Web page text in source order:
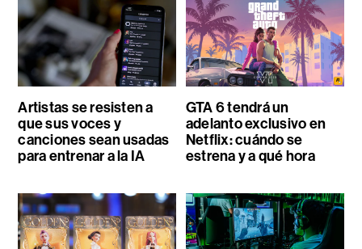
Artistas se resisten a
que sus voces y
canciones sean usadas
para entrenar a la IA
GTA 6 tendrá un
adelanto exclusivo en
Netflix: cuándo se
estrena y a qué hora